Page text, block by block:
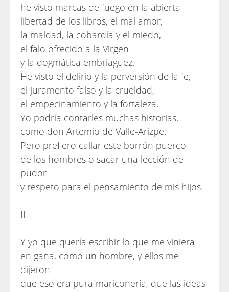
he visto marcas de fuego en la abierta
libertad de los libros, el mal amor,
la maldad, la cobardía y el miedo,
el falo ofrecido a la Virgen
y la dogmática embriaguez.
He visto el delirio y la perversión de la fe,
el juramento falso y la crueldad,
el empecinamiento y la fortaleza.
Yo podría contarles muchas historias,
como don Artemio de Valle-Arizpe.
Pero prefiero callar este borrón puerco
de los hombres o sacar una lección de
pudor
y respeto para el pensamiento de mis hijos.
II
Y yo que quería escribir lo que me viniera
en gana, como un hombre, y ellos me
dijeron
que eso era pura mariconería, que las ideas